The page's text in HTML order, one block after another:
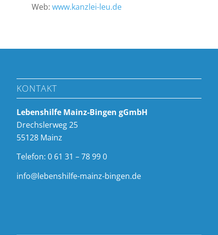
Web: www.kanzlei-leu.de
KONTAKT
Lebenshilfe Mainz-Bingen gGmbH
Drechslerweg 25
55128 Mainz
Telefon: 0 61 31 – 78 99 0
info@lebenshilfe-mainz-bingen.de